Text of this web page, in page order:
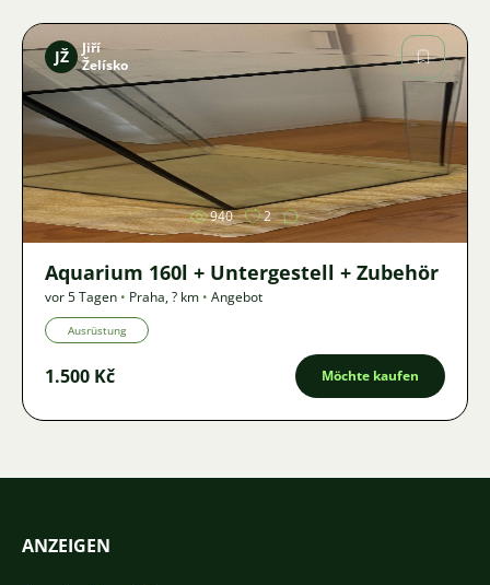
Bild
JŽ
Jiří
Želísko
940 2
Aquarium 160l + Untergestell + Zubehör
vor 5 Tagen • Praha,? km • Angebot
Ausrüstung
1.500 Kč Möchte kaufen
ANZEIGEN